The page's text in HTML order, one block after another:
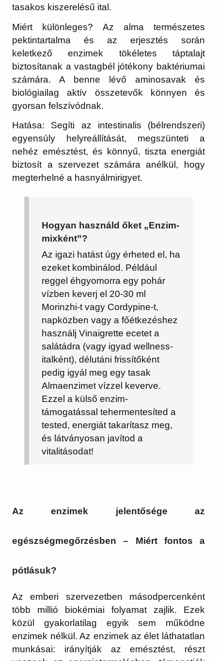
tasakos kiszerelésű ital.
Miért különleges? Az alma természetes
pektintartalma és az erjesztés során
keletkező enzimek tökéletes táptalajt
biztosítanak a vastagbél jótékony baktériumai
számára. A benne lévő aminosavak és
biológiailag aktív összetevők könnyen és
gyorsan felszívódnak.
Hatása: Segíti az intestinalis (bélrendszeri)
egyensúly helyreállítását, megszünteti a
nehéz emésztést, és könnyű, tiszta energiát
biztosít a szervezet számára anélkül, hogy
megterhelné a hasnyálmirigyet.
Hogyan használd őket „Enzim-
mixként”?
Az igazi hatást úgy érheted el, ha
ezeket kombinálod. Például
reggel éhgyomorra egy pohár
vízben keverj el 20-30 ml
Morinzhi-tvagy Cordypine-t,
napközben vagy a főétkezéshez
használj Vinaigrette ecetet a
salátádra (vagy igyad wellness-
italként), délutáni frissítőként
pedig igyál meg egy tasak
Almaenzimetvízzel keverve.
Ezzel a külső enzim-
támogatással tehermentesíted a
tested, energiát takarítasz meg,
és látványosan javítod a
vitalitásodat!
Az enzimek jelentősége az
egészségmegőrzésben – Miért fontos a
pótlásuk?
Az emberi szervezetben másodpercenként
több millió biokémiai folyamat zajlik. Ezek
közül gyakorlatilag egyik sem működne
enzimek nélkül. Az enzimek az élet láthatatlan
munkásai: irányítják az emésztést, részt